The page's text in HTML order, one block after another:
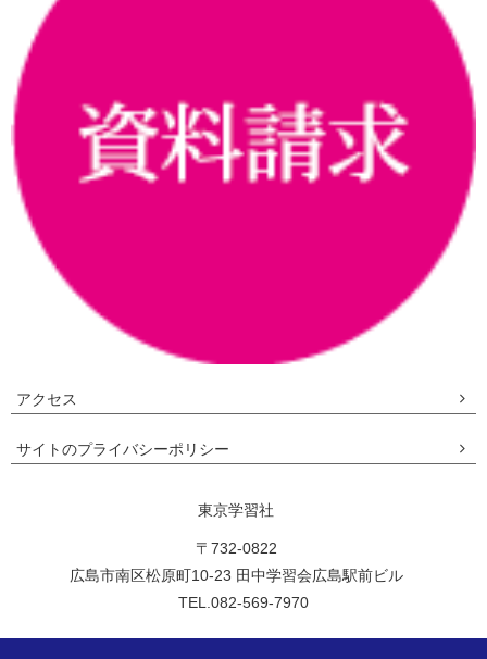
アクセス
サイトのプライバシーポリシー
東京学習社
〒732-0822
広島市南区松原町10-23 田中学習会広島駅前ビル
TEL.082-569-7970